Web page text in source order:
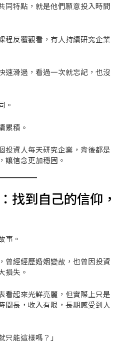
同特點，就是他們願意投入時間
程反覆觀看，有人持續研究企業
速滑過，看過一次就忘記，也沒
。
累積。
投資人每天研究企業，背後都是
讓信念更加穩固。
找到自己的信仰，
事。
曾經經歷婚姻變故，也曾因投資
損失。
看起來光鮮亮麗，但實際上只是
間長，收入有限，長期感受到人
能這樣嗎？」